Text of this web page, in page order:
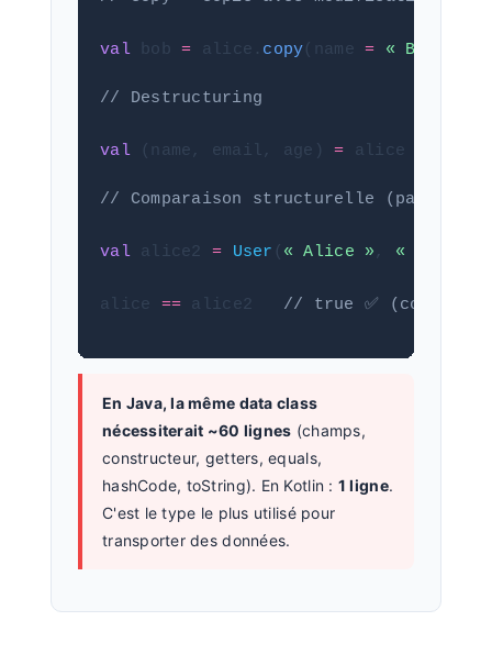
val bob = alice. copy(name = « Bob »
// Destructuring
val (name, email, age) = alice
// Comparaison structurelle (pas de
val alice2 = User ( « Alice » , «
alice == alice2 // true ✅
En Java, la même data class
nécessiterait ~60 lignes (champs,
constructeur, getters, equals,
hashCode, toString). En Kotlin : 1 ligne.
C'est le type le plus utilisé pour
transporter des données.